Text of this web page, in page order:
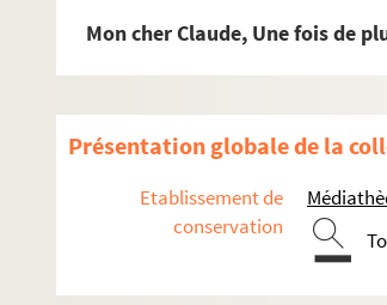
Mon cher Claude, Une fois de
Présentation globale de la
Etablissement de
conservation
I) Correspondance
MS Correspondance 1
Courrier reçu par Claude et
Monsieur, Nous vous avons
Cher ami, Je viens de parler